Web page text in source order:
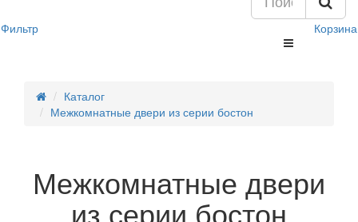
Фильтр Корзина
Каталог
Межкомнатные двери из серии бостон
Межкомнатные двери
из серии бостон